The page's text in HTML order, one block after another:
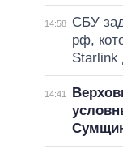
14:58
СБУ
рф,
Starlink
14:41